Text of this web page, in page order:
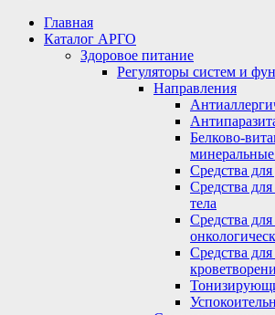
Главная
Каталог АРГО
Здоровое питание
Регуляторы систем и
Направления
Белково-
Средства
Средства
тела
Средства
Средства